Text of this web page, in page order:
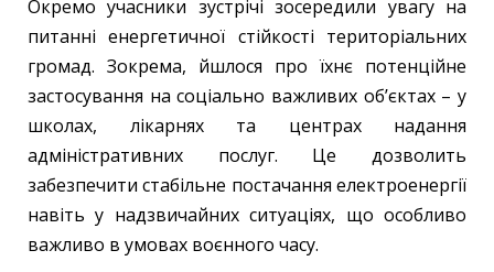
Окремо учасники зустрічі зосередили увагу на
питанні енергетичної стійкості територіальних
громад. Зокрема, йшлося про їхнє потенційне
застосування на соціально важливих об’єктах – у
школах, лікарнях та центрах надання
адміністративних послуг. Це дозволить
забезпечити стабільне постачання електроенергії
навіть у надзвичайних ситуаціях, що особливо
важливо в умовах воєнного часу.